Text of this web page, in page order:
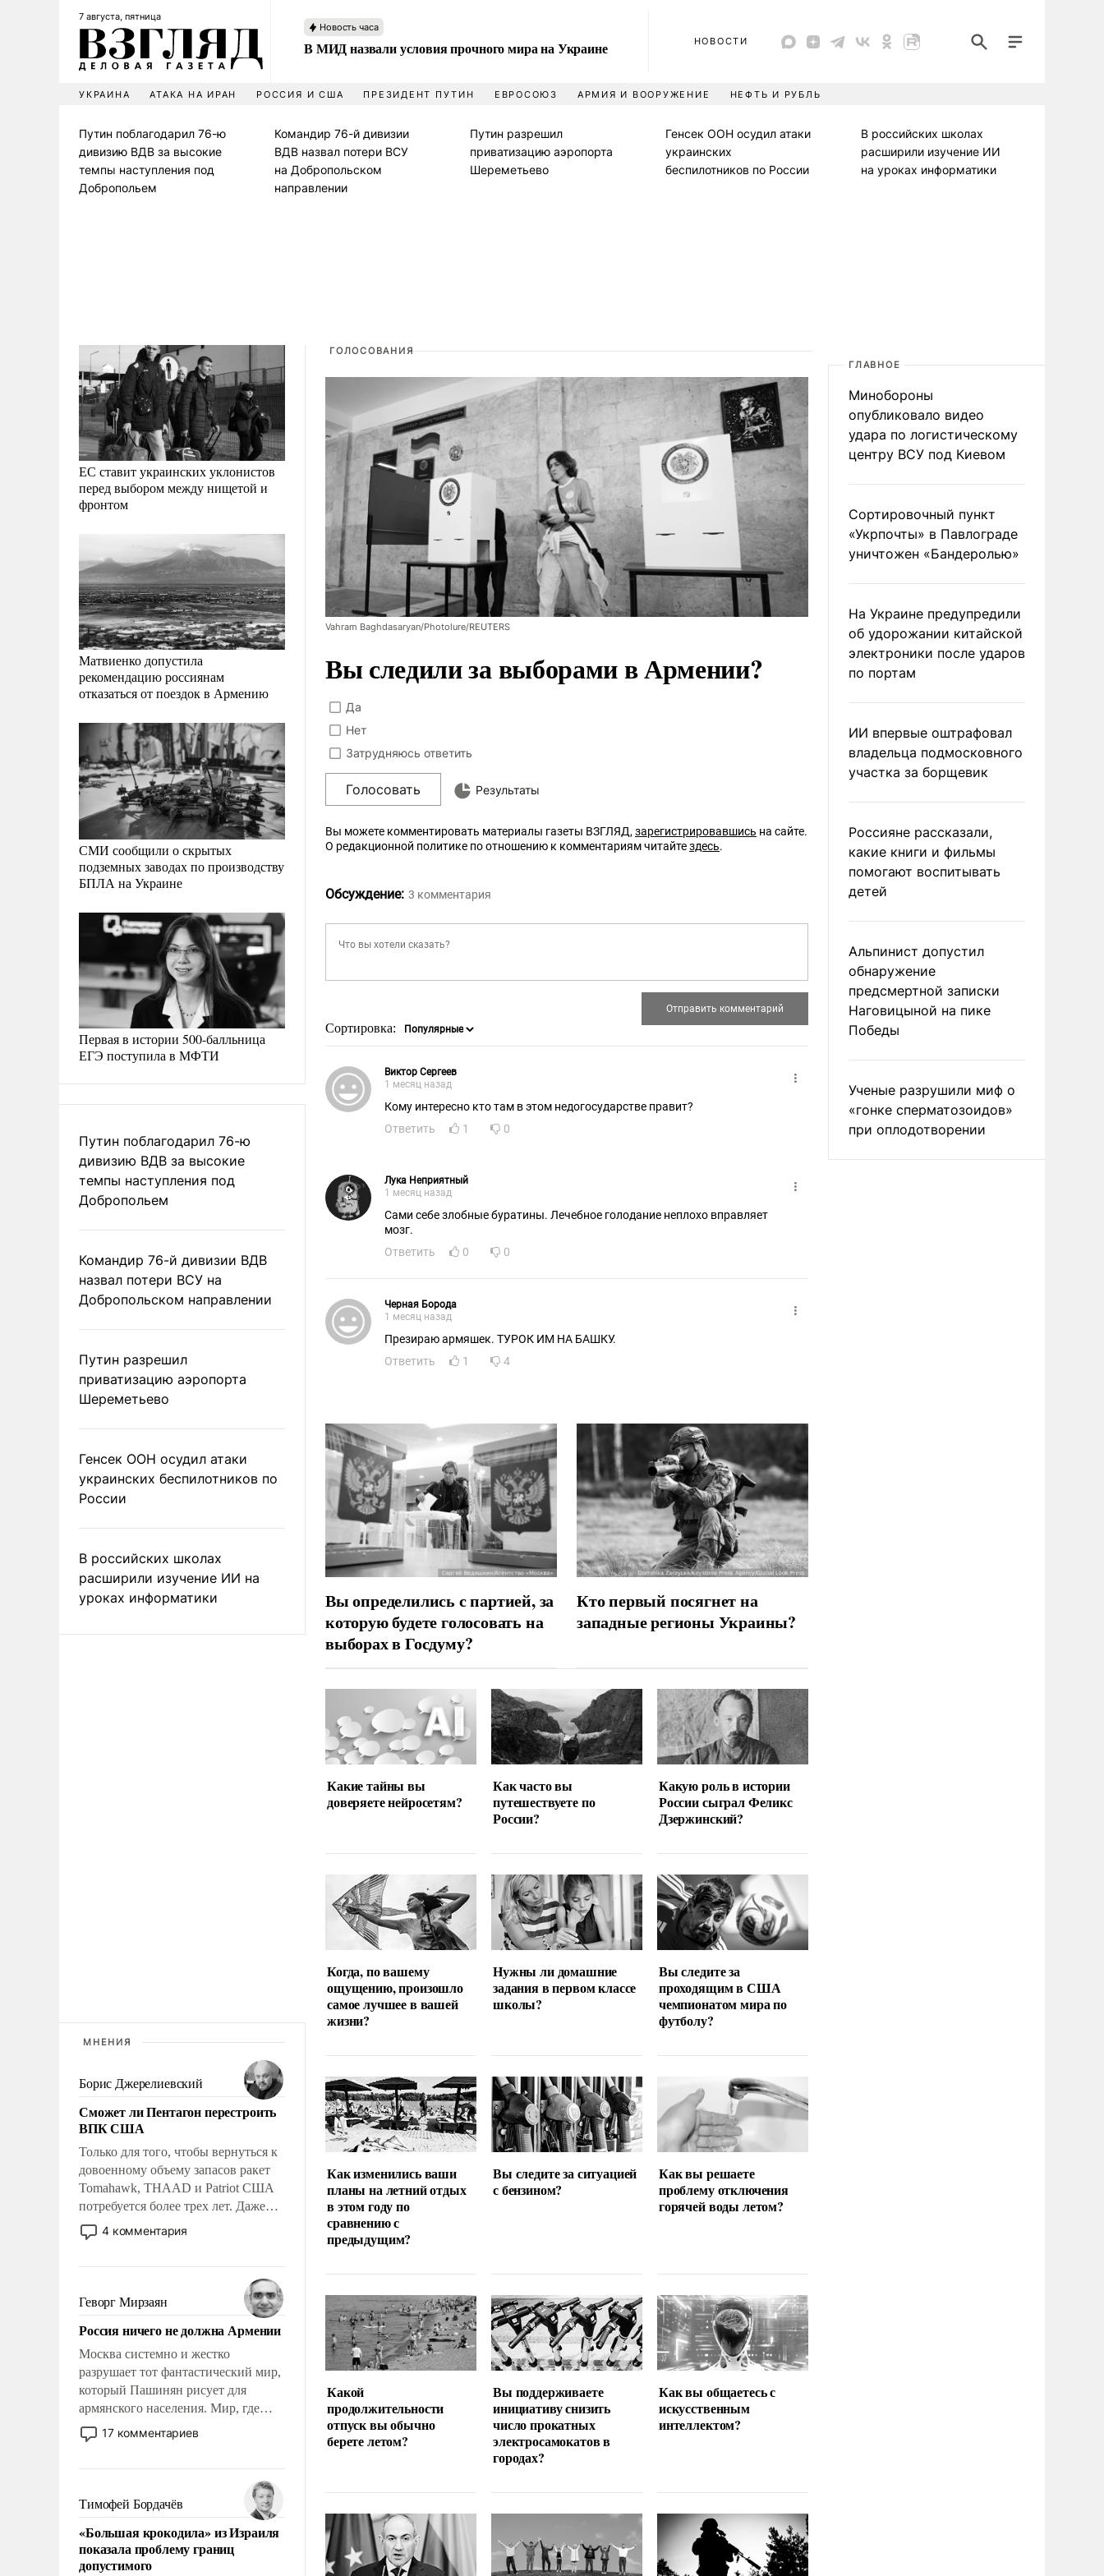
7 августа, пятница
Новость часа
В МИД назвали условия прочного мира на Украине НОВОСТИ
УКРАИНА АТАКА НА ИРАН РОССИЯ И США ПРЕЗИДЕНТ ПУТИН ЕВРОСОЮЗ АРМИЯ И ВООРУЖЕНИЕ НЕФТЬ И РУБЛЬ
Путин поблагодарил 76-ю
дивизию ВДВ за высокие
темпы наступления под
Добропольем
Командир 76-й дивизии
ВДВ назвал потери ВСУ
на Добропольском
направлении
Путин разрешил
приватизацию аэропорта
Шереметьево
Генсек ООН осудил атаки
украинских
беспилотников по России
В российских школах
расширили изучение ИИ
на уроках информатики
ЕС ставит украинских уклонистов
перед выбором между нищетой и
фронтом
Матвиенко допустила
рекомендацию россиянам
отказаться от поездок в Армению
СМИ сообщили о скрытых
подземных заводах по производству
БПЛА на Украине
Первая в истории 500-балльница
ЕГЭ поступила в МФТИ
Путин поблагодарил 76-ю
дивизию ВДВ за высокие
темпы наступления под
Добропольем
Командир 76-й дивизии ВДВ
назвал потери ВСУ на
Добропольском направлении
Путин разрешил
приватизацию аэропорта
Шереметьево
Генсек ООН осудил атаки
украинских беспилотников по
России
В российских школах
расширили изучение ИИ на
уроках информатики
МНЕНИЯ
Борис Джерелиевский
Сможет ли Пентагон перестроить
ВПК США
Только для того, чтобы вернуться к
довоенному объему запасов ракет
Tomahawk, THAAD и Patriot США
потребуется более трех лет. Даже
небольшая война с Ираном
опустошила американские
уязвимости США, например, перед
Китаем.
4 комментария
Геворг Мирзаян
Россия ничего не должна Армении
Москва системно и жестко
разрушает тот фантастический мир,
который Пашинян рисует для
армянского населения. Мир, где
политические прожекты будут
безусловно оплачиваться за счет
где Еревану за свои поступки не
нужно отвечать.
17 комментариев
Тимофей Бордачёв
«Большая крокодила» из Израиля
показала проблему границ
допустимого
ГОЛОСОВАНИЯ
Vahram Baghdasaryan/Photolure/REUTERS
Вы следили за выборами в Армении?
Да
Нет
Затрудняюсь ответить
Голосовать Результаты
Вы можете комментировать материалы газеты ВЗГЛЯД, зарегистрировавшись на сайте.
О редакционной политике по отношению к комментариям читайтездесь.
Обсуждение: 3 комментария
Сортировка:
Виктор Сергеев
1 месяц назад
Кому интересно кто там в этом недогосударстве правит?
Ответить
1 0
Лука Неприятный
1 месяц назад
Сами себе злобные буратины. Лечебное голодание неплохо вправляет
мозг.
Ответить
0 0
Черная Борода
1 месяц назад
Презираю армяшек. ТУРОК ИМ НА БАШКУ.
Ответить
1 4
Вы определились с партией, за
которую будете голосовать на
выборах в Госдуму?
Кто первый посягнет на
западные регионы Украины?
Какие тайны вы
доверяете нейросетям?
Как часто вы
путешествуете по
России?
Какую роль в истории
России сыграл Феликс
Дзержинский?
Когда, по вашему
ощущению, произошло
самое лучшее в вашей
жизни?
Нужны ли домашние
задания в первом классе
школы?
Вы следите за
проходящим в США
чемпионатом мира по
футболу?
Как изменились ваши
планы на летний отдых
в этом году по
сравнению с
предыдущим?
Вы следите за ситуацией
с бензином?
Как вы решаете
проблему отключения
горячей воды летом?
Какой
продолжительности
отпуск вы обычно
берете летом?
Вы поддерживаете
инициативу снизить
число прокатных
электросамокатов в
городах?
Как вы общаетесь с
искусственным
интеллектом?
ГЛАВНОЕ
Минобороны
опубликовало видео
удара по логистическому
центру ВСУ под Киевом
Сортировочный пункт
«Укрпочты» в Павлограде
уничтожен «Бандеролью»
На Украине предупредили
об удорожании китайской
электроники после ударов
по портам
ИИ впервые оштрафовал
владельца подмосковного
участка за борщевик
Россияне рассказали,
какие книги и фильмы
помогают воспитывать
детей
Альпинист допустил
обнаружение
предсмертной записки
Наговицыной на пике
Победы
Ученые разрушили миф о
«гонке сперматозоидов»
при оплодотворении